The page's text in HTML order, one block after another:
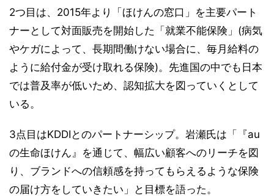
2つ目は、2015年より「ほけんの窓口」を主要パート
ナーとして対面販売を開始した「就業不能保険」(病気
やケガによって、長期間働けない場合に、毎月給料の
ように給付金が受け取れる保険)。先進国の中でも日本
では普及率が低いため、認知拡大を図っていくとして
いる。
3点目はKDDIとのパートナーシップ。岩瀬氏は「『au
の生命ほけん』を通じて、幅広い顧客へのリーチを図
り、ブランドへの信頼感を持ってもらえるような保険
の届け方をしていきたい」と目標を語った。